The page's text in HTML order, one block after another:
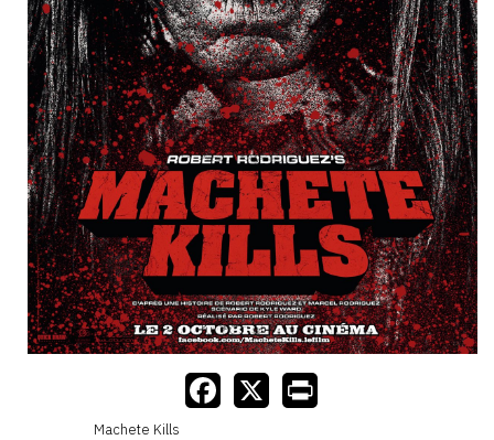
Machete Kills